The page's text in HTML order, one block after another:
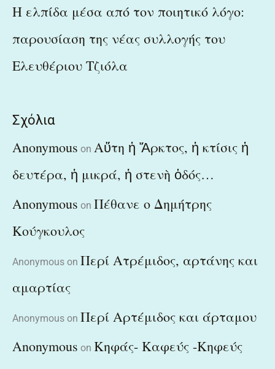
Η ελπίδα μέσα από τον ποιητικό λόγο:
παρουσίαση της νέας συλλογής του
Ελευθέριου Τζιόλα
Σχόλια
Anonymous on Αὕτη ἡ Ἄρκτος, ἡ κτίσις ἡ
δευτέρα, ἡ μικρά, ἡ στενὴ ὁδός…
Anonymous on Πέθανε ο Δημήτρης
Κούγκουλος
Anonymous on Περί Ατρέμιδος, αρτάνης και
αμαρτίας
Anonymous on Περί Αρτέμιδος και άρταμου
Anonymous on Κηφάς- Καφεύς -Κηφεύς